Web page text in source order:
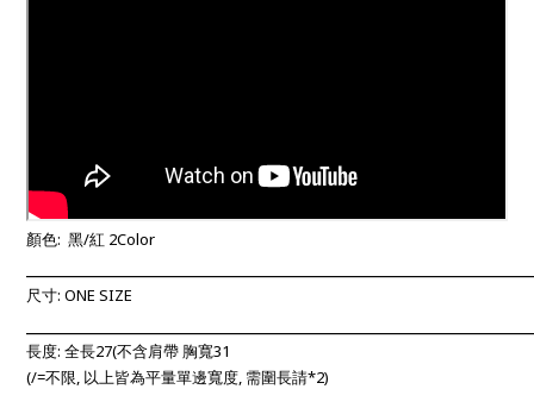
顏色: 黑/紅 2Color
尺寸: ONE SIZE
長度: 全長27(不含肩帶 胸寬31
(/=不限, 以上皆為平量單邊寬度, 需圍長請*2)